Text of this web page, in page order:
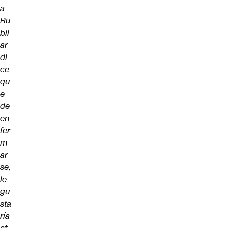
a
Ru
bil
ar
di
ce
qu
e
de
en
fer
m
ar
se,
le
gu
sta
ría